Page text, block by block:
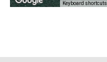
Keyboard shortcuts